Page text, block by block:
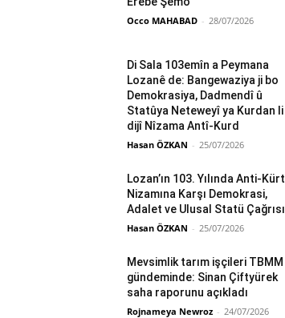
Occo MAHABAD - 28/07/2026
Di Sala 103emîn a Peymana
Lozanê de: Bangewaziya ji bo
Demokrasiya, Dadmendî û
Statûya Neteweyî ya Kurdan li
dijî Nîzama Antî-Kurd
Hasan ÖZKAN - 25/07/2026
Lozan’ın 103. Yılında Anti-Kürt
Nizamına Karşı Demokrasi,
Adalet ve Ulusal Statü Çağrısı
Hasan ÖZKAN - 25/07/2026
Mevsimlik tarım işçileri TBMM
gündeminde: Sinan Çiftyürek
saha raporunu açıkladı
Rojnameya Newroz - 24/07/2026